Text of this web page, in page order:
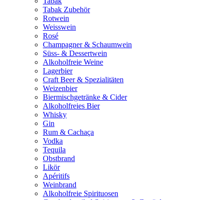
Tabak Zubehör
Rotwein
Weisswein
Rosé
Champagner & Schaumwein
Süss- & Dessertwein
Alkoholfreie Weine
Lagerbier
Craft Beer & Spezialitäten
Weizenbier
Biermischgetränke & Cider
Alkoholfreies Bier
Whisky
Gin
Rum & Cachaça
Vodka
Tequila
Obstbrand
Likör
Apéritifs
Weinbrand
Alkoholfreie Spirituosen